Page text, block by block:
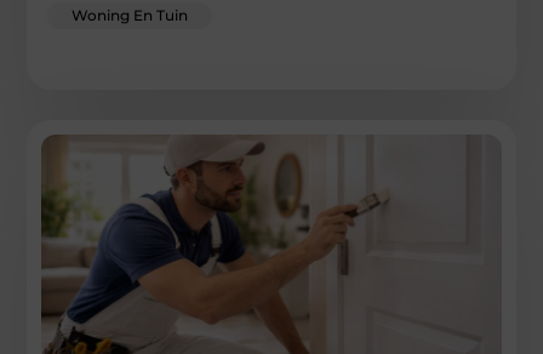
Woning En Tuin